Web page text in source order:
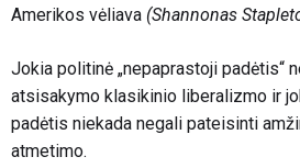
Amerikos vėliava (Shannonas
Jokia politinė „nepaprastoji padėtis“
atsisakymo klasikinio liberalizmo ir
padėtis niekada negali pateisinti
atmetimo.